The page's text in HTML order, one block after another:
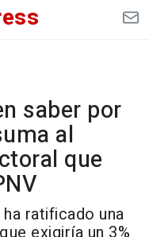
saber por
al
que
ratificado una